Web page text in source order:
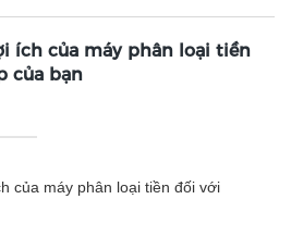
ích của máy phân loại tiền
của bạn
của máy phân loại tiền đối với